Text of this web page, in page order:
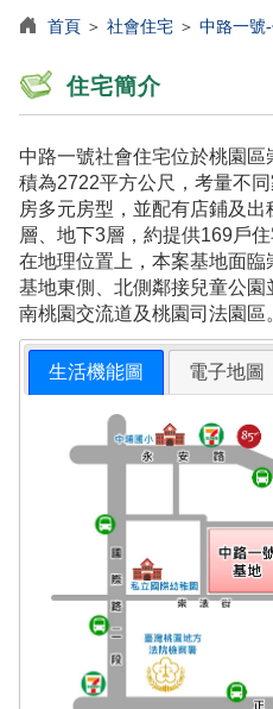
首頁 ＞ 社會住宅 ＞ 中路一號
住宅簡介
中路一號社會住宅位於桃園
積為2722平方公尺，考量不
房多元房型，並配有店鋪及
層、地下3層，約提供169戶住
在地理位置上，本案基地面臨
基地東側、北側鄰接兒童公
南桃園交流道及桃園司法園區
生活機能圖 電子地圖